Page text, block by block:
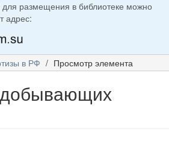
размещения в библиотеке можно
адрес:
в РФ Просмотр элемента